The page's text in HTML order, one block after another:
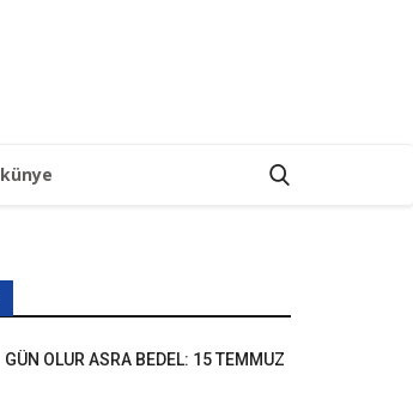
künye
GÜN OLUR ASRA BEDEL: 15 TEMMUZ